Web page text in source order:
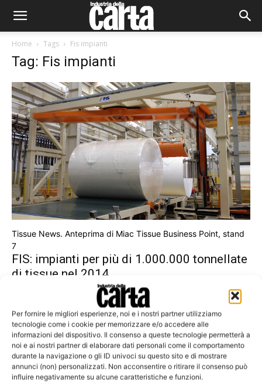
Per fornire le migliori esperienze, noi e i nostri partner utilizziamo
tecnologie come i cookie per memorizzare e/o accedere alle
informazioni del dispositivo. Il consenso a queste tecnologie permetterà a
noi e ai nostri partner di elaborare dati personali come il comportamento
durante la navigazione o gli ID univoci su questo sito e di mostrare
annunci (non) personalizzati. Non acconsentire o ritirare il consenso può
influire negativamente su alcune caratteristiche e funzioni.
Home Tags Fis impianti
Tag: Fis impianti
Tissue News. Anteprima di Miac Tissue Business Point, stand
7
FIS: impianti per più di 1.000.000 tonnellate
di tissue nel 2014
Leggi la rivista